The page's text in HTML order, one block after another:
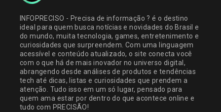
INFOPRECISO - Precisa de informação ? é o destino
ideal para quem busca notícias e novidades do Brasil e
do mundo, muita tecnologia, games, entretenimento e
curiosidades que surpreendem. Com uma linguagem
acessível e conteúdo atualizado, o site conecta você
com o que há de mais inovador no universo digital,
abrangendo desde análises de produtos e tendências
tech até dicas, listas e curiosidades que prendem a
atenção. Tudo isso em um só lugar, pensado para
quem ama estar por dentro do que acontece online e
tudo com PRECISÃO!